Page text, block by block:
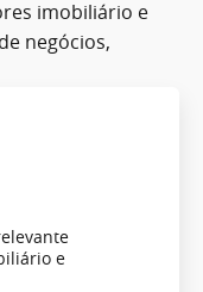
imobiliário e
negócios,
e